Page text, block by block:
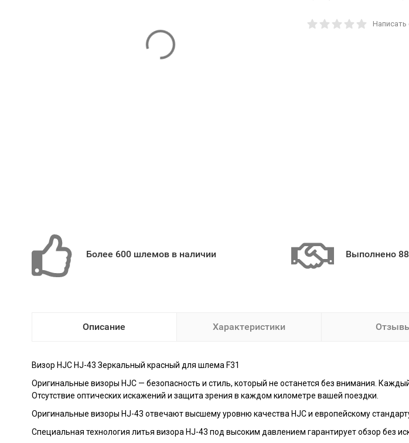
Более 600 шлемов в наличии Выполнено
Описание Характеристики
Визор HJC HJ-43 Зеркальный красный для шлема F31
Оригинальные визоры HJC — безопасность и стиль, который не останется без внимания.
Отсутствие оптических искажений и защита зрения в каждом километре вашей поездки.
Оригинальные визоры HJ-43 отвечают высшему уровню качества HJC и европейскому стандарту
Специальная технология литья визора HJ-43 под высоким давлением гарантирует обзор без